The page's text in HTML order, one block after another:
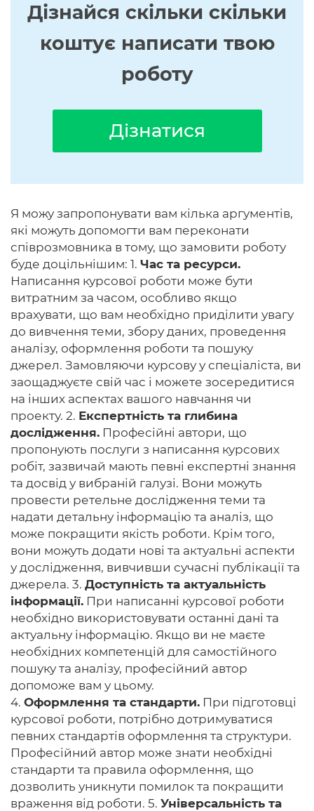
Дізнайся скільки скільки
коштує написати твою
роботу
Дізнатися
Я можу запропонувати вам кілька аргументів,
які можуть допомогти вам переконати
співрозмовника в тому, що замовити роботу
буде доцільнішим: 1. Час та ресурси.
Написання курсової роботи може бути
витратним за часом, особливо якщо
врахувати, що вам необхідно приділити увагу
до вивчення теми, збору даних, проведення
аналізу, оформлення роботи та пошуку
джерел. Замовляючи курсову у спеціаліста, ви
заощаджуєте свій час і можете зосередитися
на інших аспектах вашого навчання чи
проекту. 2. Експертність та глибина
дослідження. Професійні автори, що
пропонують послуги з написання курсових
робіт, зазвичай мають певні експертні знання
та досвід у вибраній галузі. Вони можуть
провести ретельне дослідження теми та
надати детальну інформацію та аналіз, що
може покращити якість роботи. Крім того,
вони можуть додати нові та актуальні аспекти
у дослідження, вивчивши сучасні публікації та
джерела. 3. Доступність та актуальність
інформації. При написанні курсової роботи
необхідно використовувати останні дані та
актуальну інформацію. Якщо ви не маєте
необхідних компетенцій для самостійного
пошуку та аналізу, професійний автор
допоможе вам у цьому.
4. Оформлення та стандарти. При підготовці
курсової роботи, потрібно дотримуватися
певних стандартів оформлення та структури.
Професійний автор може знати необхідні
стандарти та правила оформлення, що
дозволить уникнути помилок та покращити
враження від роботи. 5. Універсальність та